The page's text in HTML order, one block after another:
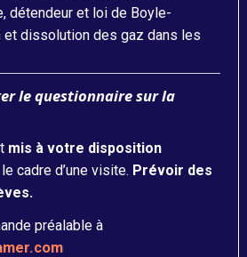
détendeur et loi de Boyle-
et dissolution des gaz dans les
le questionnaire sur la
mis à votre disposition
cadre d’une visite. Prévoir des
préalable à